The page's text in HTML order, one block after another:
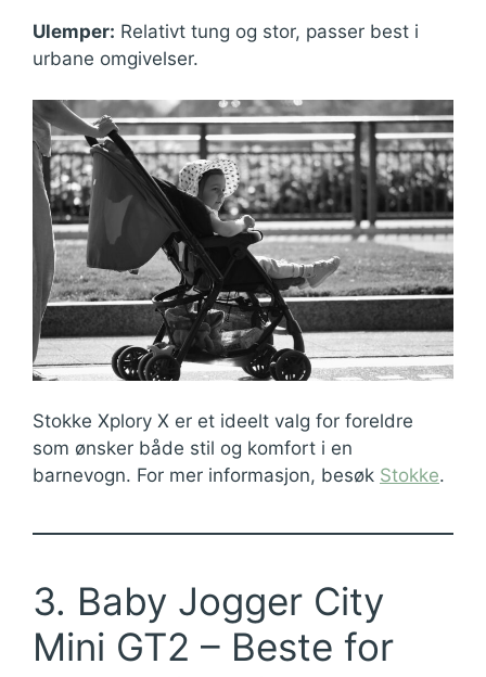
Ulemper: Relativt tung og stor, passer best i
urbane omgivelser.
Stokke Xplory X er et ideelt valg for foreldre
som ønsker både stil og komfort i en
barnevogn. For mer informasjon, besøk Stokke.
3. Baby Jogger City
Mini GT2 – Beste for